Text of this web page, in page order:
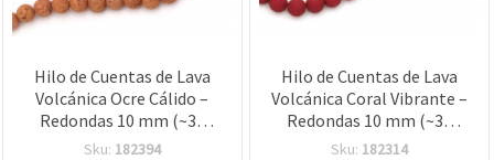
Hilo de Cuentas de Lava
Volcánica Ocre Cálido –
Redondas 10 mm (~39
uds), Ideal para Bisutería
Sku: 182394
Hilo de Cuentas de Lava
Volcánica Coral Vibrante –
Redondas 10 mm (~39
uds), ideal para bisutería y
Sku: 182314